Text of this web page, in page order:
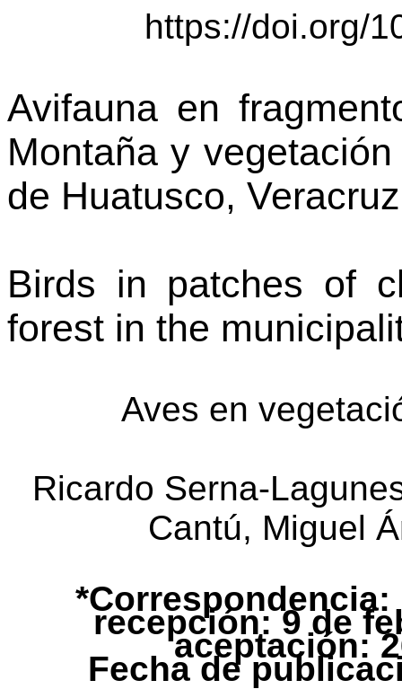
https://doi.org/
Avifauna en
Montaña y
de Huatusco, Veracruz
Birds in patches of
forest in the
Aves en
Ricardo Serna-
Cantú, Miguel
*Correspondencia:
recepción: 9 de
aceptación:
Fecha de